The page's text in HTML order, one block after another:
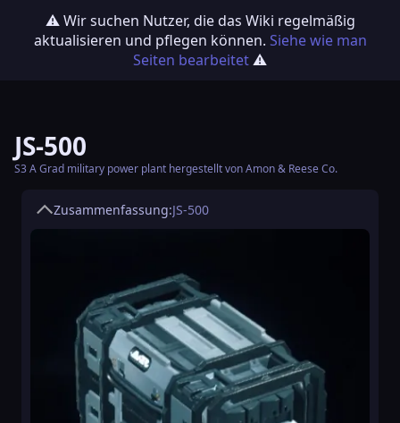
⚠️ Wir suchen Nutzer, die das Wiki regelmäßig
aktualisieren und pflegen können. Siehe wie man
Seiten bearbeitet⚠️
JS-500
S3 A Grad military power plant hergestellt von Amon & Reese Co.
Zusammenfassung:JS-500